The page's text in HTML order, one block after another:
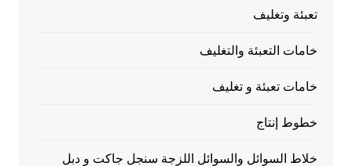
تعبئة وتغليف
خامات التعبئة والتغليف
خامات تعبئة و تغليف
خطوط إنتاج
خلاط السوائل والسوائل اللزجة سنجل جاكت و دبل